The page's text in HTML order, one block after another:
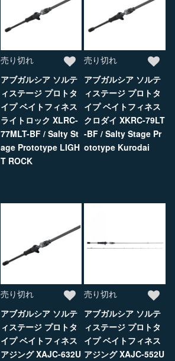
売り切れ
アブガルシア ソルテ
ィステージ プロトタ
イプ ベイトフィネス
ライトロック XLRC-
77MLT-BF / Salty St
age Prototype LIGH
T ROCK
売り切れ
アブガルシア ソルテ
ィステージ プロトタ
イプ ベイトフィネス
クロダイ XKRC-79LT
-BF / Salty Stage Pr
ototype Kurodai
売り切れ
アブガルシア ソルテ
ィステージ プロトタ
イプ ベイトフィネス
アジング XAJC-632U
売り切れ
アブガルシア ソルテ
ィステージ プロトタ
イプ ベイトフィネス
アジング XAJC-552U